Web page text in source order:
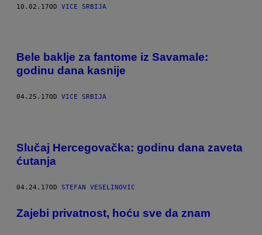
10.02.17OD VICE SRBIJA
Bele baklje za fantome iz Savamale:
godinu dana kasnije
04.25.17OD VICE SRBIJA
Slučaj Hercegovačka: godinu dana zaveta
ćutanja
04.24.17OD STEFAN VESELINOVIC
Zajebi privatnost, hoću sve da znam